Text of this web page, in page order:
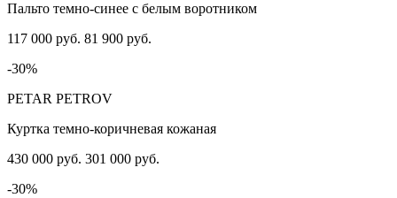
Пальто темно-синее с белым воротником
117 000 руб. 81 900 руб.
-30%
PETAR PETROV
Куртка темно-коричневая кожаная
430 000 руб. 301 000 руб.
-30%